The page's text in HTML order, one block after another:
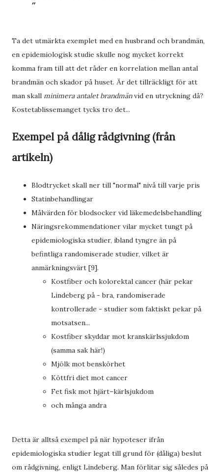
Ta det utmärkta exemplet med en husbrand och brandmän,
en epidemiologisk studie skulle nog mycket korrekt
komma fram till att det råder en korrelation mellan antal
brandmän och skador på huset. Är det tillräckligt för att
man skall minimera antalet brandmänvid en utryckning då?
Kostetablissemanget tycks tro det...
Exempel på dålig rådgivning (från
artikeln)
Blodtrycket skall ner till "normal" nivå till varje pris
Statinbehandlingar
Målvärden för blodsocker vid läkemedelsbehandling
Näringsrekommendationer vilar mycket tungt på
epidemiologiska studier, ibland tyngre än på
befintliga randomiserade studier, vilket är
anmärkningsvärt [9].
Kostfiber och kolorektal cancer (här pekar
Lindeberg på - bra, randomiserade
kontrollerade - studier som faktiskt pekar på
motsatsen...
Kostfiber skyddar mot kranskärlssjukdom
(samma sak här!)
Mjölk mot benskörhet
Köttfri diet mot cancer
Fet fisk mot hjärt–kärlsjukdom
och många andra
Detta är alltså exempel på när hypoteser ifrån
epidemiologiska studier legat till grund för (dåliga) beslut
om rådgivning, enligt Lindeberg. Man förlitar sig således på